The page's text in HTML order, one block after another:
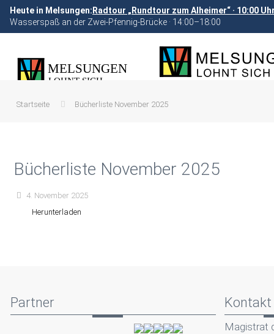
Heute in Melsungen: Radtour „Rundtour zum Alheimer“ · 10:00
Wasserspaß an der Zwei-Pfennig-Brücke · 14:00–18:00
Startseite Bücherliste November 2025
Bücherliste November 2025
4. November 2025
Herunterladen
Partner Kontakt
Magistrat